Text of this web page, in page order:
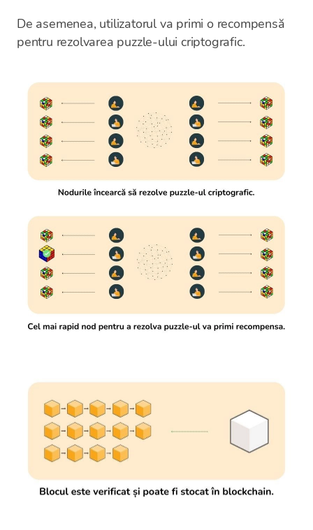
De asemenea, utilizatorul va primi o recompensă
pentru rezolvarea puzzle-ului criptografic.